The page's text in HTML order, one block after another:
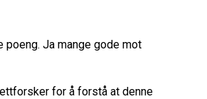
poeng. Ja mange gode mot
for å forstå at denne